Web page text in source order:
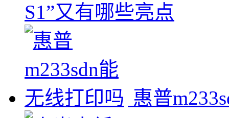
S1”又有哪些亮点
惠普